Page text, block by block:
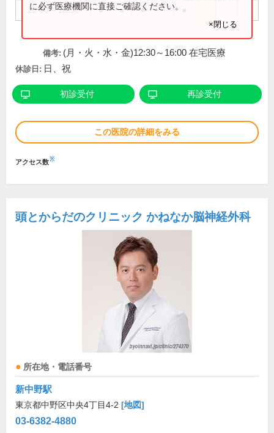
16:00～18:30 ● ● ●
に必ず医療機関に直接ご確認ください。
×閉じる
備考: (月・火・水・金)12:30～16:00 在宅医療
休診日: 日、祝
初診受付 再診受付
この医院の詳細をみる
アクセス数※
頭とからだのクリニック かねなか脳神経外科
所在地・電話番号
新中野駅
東京都中野区中央4丁目4-2 [地図]
03-6382-4880